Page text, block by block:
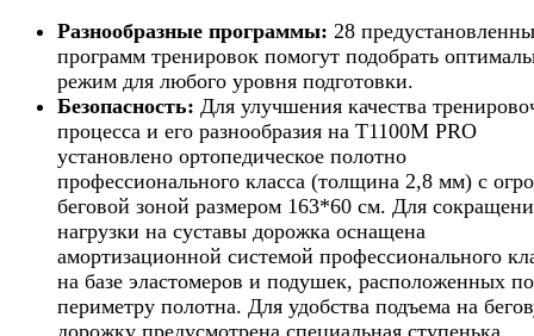
Разнообразные программы: 28
программ тренировок помогут подобрать
режим для любого уровня подготовки.
Безопасность: Для улучшения качества
процесса и его разнообразия на T1100M PRO
установлено ортопедическое полотно
профессионального класса (толщина 2,8 мм) с
беговой зоной размером 163*60 см. Для
нагрузки на суставы дорожка оснащена
амортизационной системой профессионального
на базе эластомеров и подушек, расположенных по
периметру полотна. Для удобства подъема на
дорожку предусмотрена специальная ступенька.